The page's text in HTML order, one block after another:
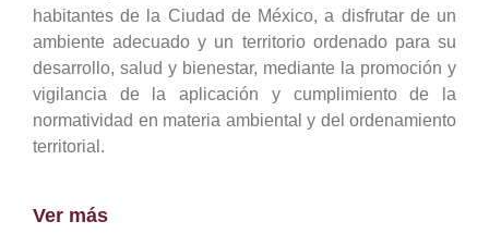
habitantes de la Ciudad de México, a disfrutar de un
ambiente adecuado y un territorio ordenado para su
desarrollo, salud y bienestar, mediante la promoción y
vigilancia de la aplicación y cumplimiento de la
normatividad en materia ambiental y del ordenamiento
territorial.
Ver más